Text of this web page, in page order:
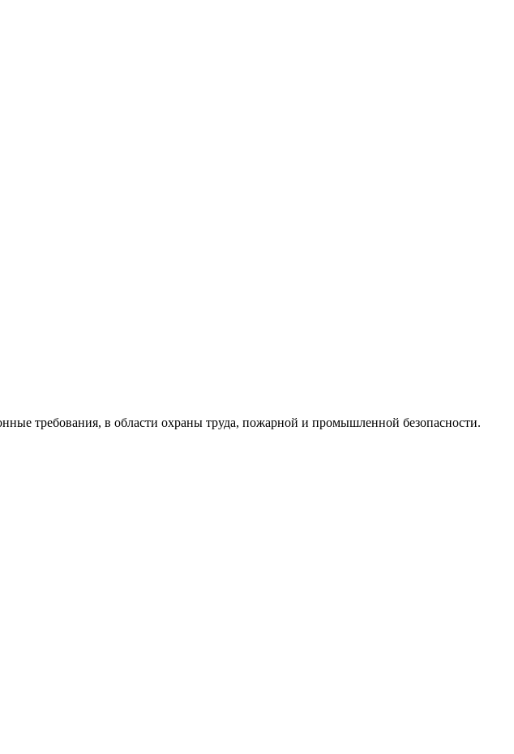
требования, в области охраны труда, пожарной и промышленной безопасности.